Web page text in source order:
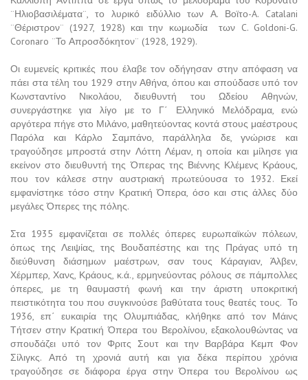
¨Ηλιοβασιλέματα¨, το λυρικό ειδύλλιο των Α. Βοϊτο-A. Catalani
¨Θέριστρον¨ (1927, 1928) και την κωμωδία των C. Goldoni-G.
Coronaro ¨Το Απροσδόκητον¨ (1928, 1929).
Οι ευμενείς κριτικές που έλαβε τον οδήγησαν στην απόφαση να
πάει στα τέλη του 1929 στην Αθήνα, όπου και σπούδασε υπό τον
Κωνσταντίνο Νικολάου, διευθυντή του Ωδείου Αθηνών,
συνεργάστηκε για λίγο με το Γ΄ Ελληνικό Μελόδραμα, ενώ
αργότερα πήγε στο Μιλάνο, μαθητεύοντας κοντά στους μαέστρους
Παρόλα και Κάρλο Σαμπάνο, παράλληλα δε, γνώρισε και
τραγούδησε μπροστά στην Λόττη Λέμαν, η οποία και μίλησε για
εκείνον στο διευθυντή της Όπερας της Βιέννης Κλέμενς Κράους,
που τον κάλεσε στην αυστριακή πρωτεύουσα το 1932. Εκεί
εμφανίστηκε τόσο στην Κρατική Όπερα, όσο και στις άλλες δύο
μεγάλες Όπερες της πόλης.
Στα 1935 εμφανίζεται σε πολλές όπερες ευρωπαϊκών πόλεων,
όπως της Λειψίας, της Βουδαπέστης και της Πράγας υπό τη
διεύθυνση διάσημων μαέστρων, σαν τους Κάραγιαν, Άλβεν,
Χέρμπερ, Χανς, Κράους, κ.ά., ερμηνεύοντας ρόλους σε πάμπολλες
όπερες, με τη θαυμαστή φωνή και την άριστη υποκριτική
πειστικότητα του που συγκινούσε βαθύτατα τους θεατές τους. Το
1936, επ΄ ευκαιρία της Ολυμπιάδας, κλήθηκε από τον Μάινς
Τήτσεν στην Κρατική Όπερα του Βερολίνου, εξακολουθώντας να
σπουδάζει υπό τον Φριτς Σουτ και την Βαρβάρα Κεμπ Φον
Σίλιγκς. Από τη χρονιά αυτή και για δέκα περίπου χρόνια
τραγούδησε σε διάφορα έργα στην Όπερα του Βερολίνου ως